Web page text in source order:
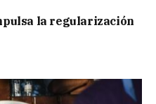
la regularización